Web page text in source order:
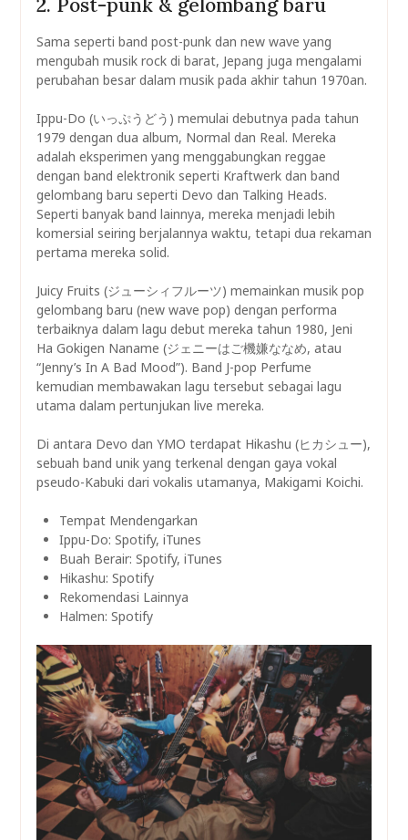
2. Post-punk & gelombang baru
Sama seperti band post-punk dan new wave yang
mengubah musik rock di barat, Jepang juga mengalami
perubahan besar dalam musik pada akhir tahun 1970an.
Ippu-Do (いっぷうどう) memulai debutnya pada tahun
1979 dengan dua album, Normal dan Real. Mereka
adalah eksperimen yang menggabungkan reggae
dengan band elektronik seperti Kraftwerk dan band
gelombang baru seperti Devo dan Talking Heads.
Seperti banyak band lainnya, mereka menjadi lebih
komersial seiring berjalannya waktu, tetapi dua rekaman
pertama mereka solid.
Juicy Fruits (ジューシィフルーツ) memainkan musik pop
gelombang baru (new wave pop) dengan performa
terbaiknya dalam lagu debut mereka tahun 1980, Jeni
Ha Gokigen Naname (ジェニーはご機嫌ななめ, atau
“Jenny’s In A Bad Mood”). Band J-pop Perfume
kemudian membawakan lagu tersebut sebagai lagu
utama dalam pertunjukan live mereka.
Di antara Devo dan YMO terdapat Hikashu (ヒカシュー),
sebuah band unik yang terkenal dengan gaya vokal
pseudo-Kabuki dari vokalis utamanya, Makigami Koichi.
Tempat Mendengarkan
Ippu-Do: Spotify, iTunes
Buah Berair: Spotify, iTunes
Hikashu: Spotify
Rekomendasi Lainnya
Halmen: Spotify